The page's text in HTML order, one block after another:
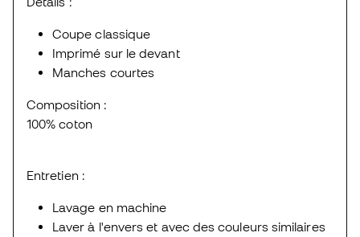
Coupe classique
Imprimé sur le devant
Manches courtes
Composition :
100% coton
Entretien :
Lavage en machine
Laver à l'envers et avec des couleurs similaires